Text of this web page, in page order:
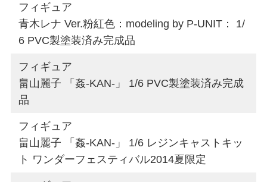
フィギュア
青木レナ Ver.粉紅色：modeling by P-UNIT： 1/
6 PVC製塗装済み完成品
フィギュア
畠山麗子 「姦-KAN-」 1/6 PVC製塗装済み完成
品
フィギュア
畠山麗子 「姦-KAN-」 1/6 レジンキャストキッ
ト ワンダーフェスティバル2014夏限定